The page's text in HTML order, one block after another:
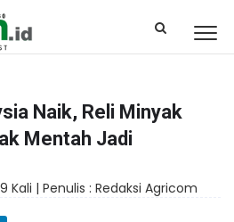
Naik, Reli Minyak
Mentah Jadi
Kali | Penulis : Redaksi Agricom